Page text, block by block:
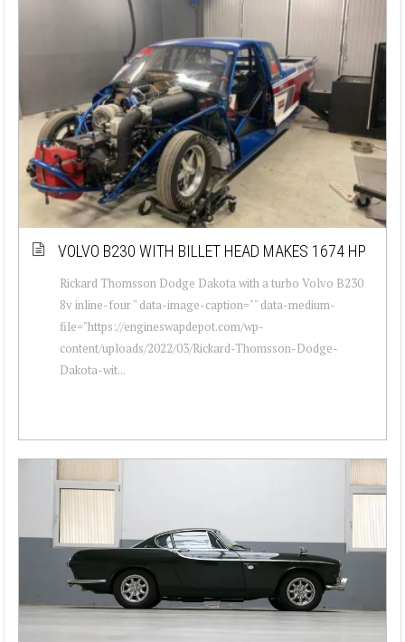
VOLVO B230 WITH BILLET HEAD MAKES 1674 HP
Rickard Thomsson Dodge Dakota with a turbo Volvo B230
8v inline-four " data-image-caption="" data-medium-
file="https://engineswapdepot.com/wp-
content/uploads/2022/03/Rickard-Thomsson-Dodge-
Dakota-wit...